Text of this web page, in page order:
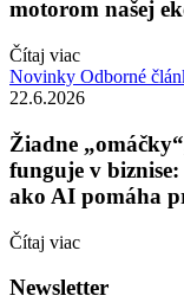
motorom našej
Čítaj viac
Novinky Odborné
22.6.2026
Žiadne
funguje v
ako AI pomáha
Čítaj viac
Newsletter